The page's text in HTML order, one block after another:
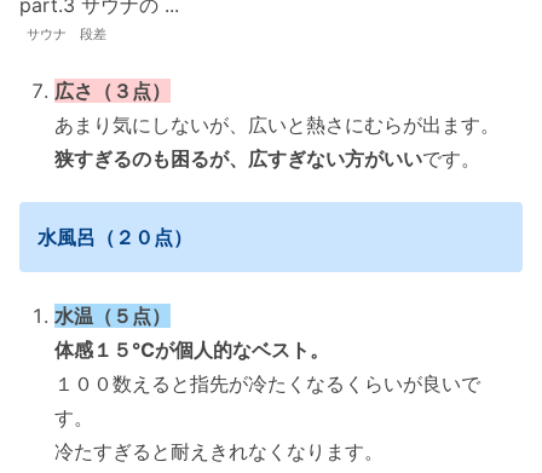
サウナ 段差
広さ（３点）
あまり気にしないが、広いと熱さにむらが出ます。
狭すぎるのも困るが、広すぎない方がいいです。
水風呂（２０点）
水温（５点）
体感１５℃が個人的なベスト。
１００数えると指先が冷たくなるくらいが良いで
す。
冷たすぎると耐えきれなくなります。